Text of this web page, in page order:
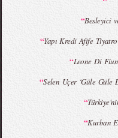
MBFWI - Giray Sepin 2015 Yaz
“Besleyici
“Yapı Kredi Afife
“Leone Di
“Selen Uçer ‘Güle Güle
“
“Kurban